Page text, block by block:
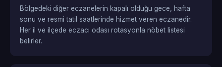
Bölgedeki diğer eczanelerin kapalı olduğu gece, hafta
sonu ve resmi tatil saatlerinde hizmet veren eczanedir.
Her il ve ilçede eczacı odası rotasyonla nöbet listesi
belirler.